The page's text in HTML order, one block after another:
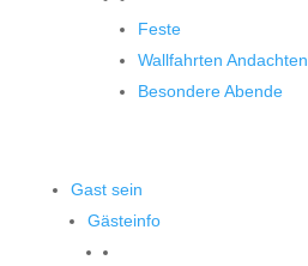
Feste
Wallfahrten Andachten
Besondere Abende
Gast sein
Gästeinfo